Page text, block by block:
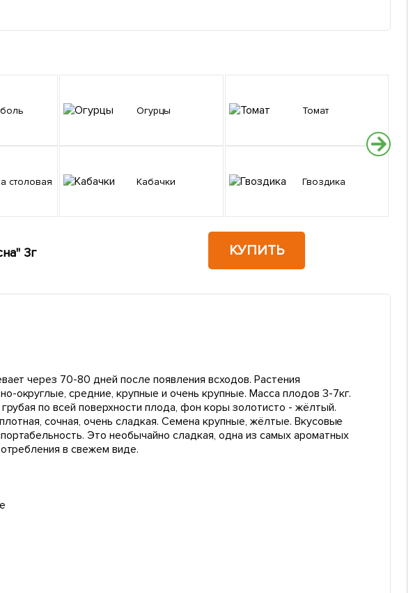
столовая
Огурцы
Кабачки
Томат
Гвоздика
3г КУПИТЬ
через 70-80 дней после появления всходов. Растения
средние, крупные и очень крупные. Масса плодов 3-7кг.
по всей поверхности плода, фон коры золотисто - жёлтый.
сочная, очень сладкая. Семена крупные, жёлтые. Вкусовые
Это необычайно сладкая, одна из самых ароматных
в свежем виде.